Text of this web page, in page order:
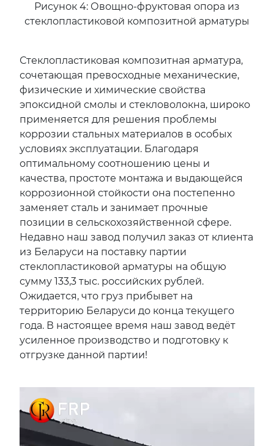
Рисунок 4: Овощно-фруктовая опора из
стеклопластиковой композитной арматуры
Стеклопластиковая композитная арматура,
сочетающая превосходные механические,
физические и химические свойства
эпоксидной смолы и стекловолокна, широко
применяется для решения проблемы
коррозии стальных материалов в особых
условиях эксплуатации. Благодаря
оптимальному соотношению цены и
качества, простоте монтажа и выдающейся
коррозионной стойкости она постепенно
заменяет сталь и занимает прочные
позиции в сельскохозяйственной сфере.
Недавно наш завод получил заказ от клиента
из Беларуси на поставку партии
стеклопластиковой арматуры на общую
сумму 133,3 тыс. российских рублей.
Ожидается, что груз прибывет на
территорию Беларуси до конца текущего
года. В настоящее время наш завод ведёт
усиленное производство и подготовку к
отгрузке данной партии!
频